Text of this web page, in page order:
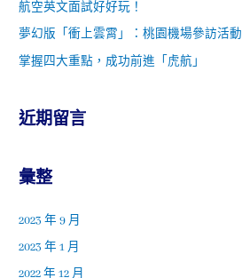
航空英文面試好好玩！
夢幻版「衝上雲霄」：桃園機場參訪活動
掌握四大重點，成功前進「虎航」
近期留言
彙整
2023 年 9 月
2023 年 1 月
2022 年 12 月